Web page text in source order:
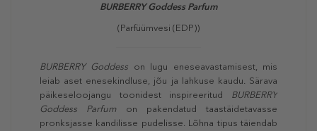
BURBERRY Goddess Parfum
(Parfüümvesi (EDP))
BURBERRY Goddess on lugu eneseavastamisest, mis
leiab aset enesekindluse, jõu ja lahkuse kaudu. Särava
päikeseloojangu toonidest inspireeritud BURBERRY
Goddess Parfumon pakendatud taastäidetavasse
pronksjasse kandilisse pudelisse. Lõhna tipus täiendab